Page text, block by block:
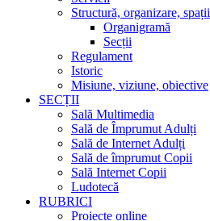
Structură, organizare, spații
Organigramă
Secții
Regulament
Istoric
Misiune, viziune, obiective
SECȚII
Sală Multimedia
Sală de Împrumut Adulți
Sală de Internet Adulți
Sală de împrumut Copii
Sală Internet Copii
Ludotecă
RUBRICI
Proiecte online